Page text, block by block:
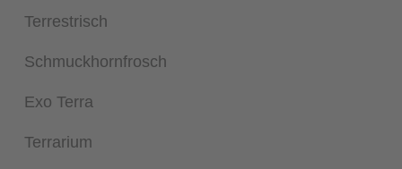
Terrestrisch
Schmuckhornfrosch
Exo Terra
Terrarium